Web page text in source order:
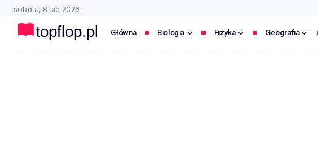
sobota, 8 sie 2026
Główna Biologia Fizyka Geografia